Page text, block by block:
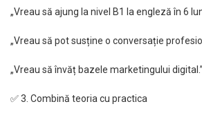
„Vreau să ajung la nivel B1 la engleză în 6
„Vreau să pot susține o conversație
„Vreau să învăț bazele marketingului digital.”
✅ 3. Combină teoria cu practica